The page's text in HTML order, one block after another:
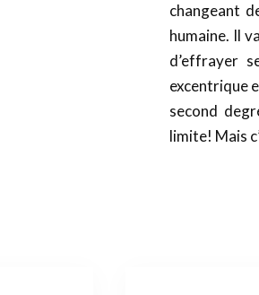
changeant
humaine. Il
d’effrayer
excentrique
second
limite! Mais